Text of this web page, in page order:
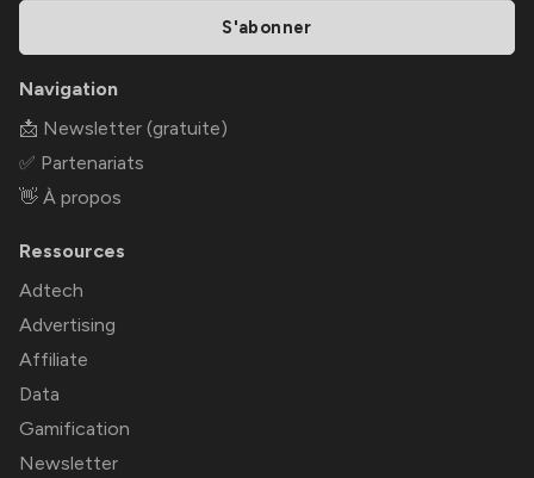
S'abonner
Navigation
📩 Newsletter (gratuite)
✅ Partenariats
👋 À propos
Ressources
Adtech
Advertising
Affiliate
Data
Gamification
Newsletter